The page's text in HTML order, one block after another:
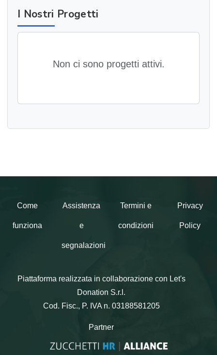
I Nostri Progetti
Non ci sono progetti attivi.
Come
funziona
Assistenza
e
segnalazioni
Termini e
condizioni
Privacy
Policy
Piattaforma realizzata in collaborazione con Let's
Donation S.r.l.
Cod. Fisc., P. IVA n. 03188581205
Partner